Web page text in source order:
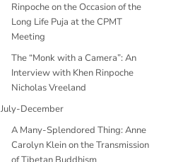
Rinpoche on the Occasion of the
Long Life Puja at the CPMT
Meeting
The “Monk with a Camera”: An
Interview with Khen Rinpoche
Nicholas Vreeland
July-December
A Many-Splendored Thing: Anne
Carolyn Klein on the Transmission